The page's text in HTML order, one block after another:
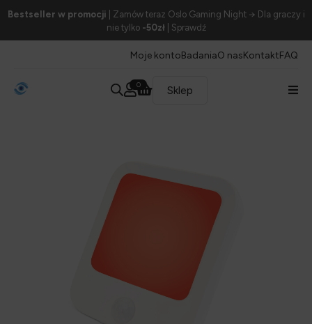
Bestseller w promocji | Zamów teraz Oslo Gaming Night → Dla graczy i
nie tylko -50zł| Sprawdź
Moje kontoBadaniaO nasKontaktFAQ
0 Sklep